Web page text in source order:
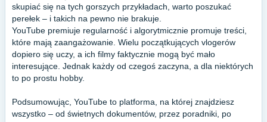
skupiać się na tych gorszych przykładach, warto poszukać
perełek – i takich na pewno nie brakuje.
YouTube premiuje regularność i algorytmicznie promuje treści,
które mają zaangażowanie. Wielu początkujących vlogerów
dopiero się uczy, a ich filmy faktycznie mogą być mało
interesujące. Jednak każdy od czegoś zaczyna, a dla niektórych
to po prostu hobby.
Podsumowując, YouTube to platforma, na której znajdziesz
wszystko – od świetnych dokumentów, przez poradniki, po